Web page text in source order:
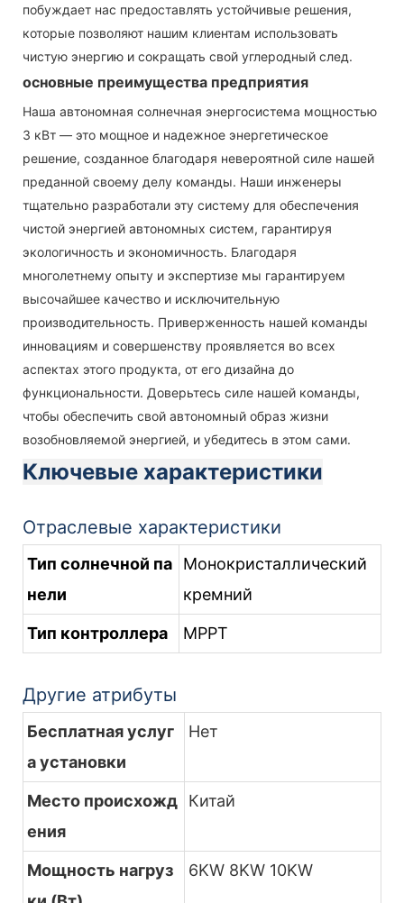
побуждает нас предоставлять устойчивые решения,
которые позволяют нашим клиентам использовать
чистую энергию и сокращать свой углеродный след.
основные преимущества предприятия
Наша автономная солнечная энергосистема мощностью
3 кВт — это мощное и надежное энергетическое
решение, созданное благодаря невероятной силе нашей
преданной своему делу команды. Наши инженеры
тщательно разработали эту систему для обеспечения
чистой энергией автономных систем, гарантируя
экологичность и экономичность. Благодаря
многолетнему опыту и экспертизе мы гарантируем
высочайшее качество и исключительную
производительность. Приверженность нашей команды
инновациям и совершенству проявляется во всех
аспектах этого продукта, от его дизайна до
функциональности. Доверьтесь силе нашей команды,
чтобы обеспечить свой автономный образ жизни
возобновляемой энергией, и убедитесь в этом сами.
Ключевые характеристики
Отраслевые характеристики
Тип солнечной па
нели
Монокристаллический
кремний
Тип контроллера MPPT
Другие атрибуты
Бесплатная услуг
а установки
Нет
Место происхожд
ения
Китай
Мощность нагруз
6KW 8KW 10KW